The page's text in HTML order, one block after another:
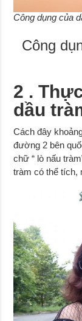
Công dụng của
Công
2 .
dầu
Cách đây
đường 2 bên
chữ “ lò nấu
tràm có thể tích,